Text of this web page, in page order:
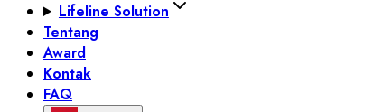
Lifeline Solution
Tentang
Award
Kontak
FAQ